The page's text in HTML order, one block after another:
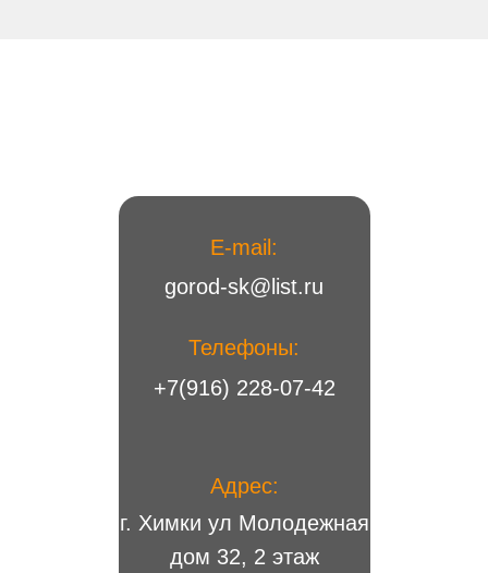
gorod-sk@list.ru
+7(916) 228-07-42
г. Химки ул Молодежная
дом 32, 2 этаж
E-mail:
Телефоны:
Адрес: